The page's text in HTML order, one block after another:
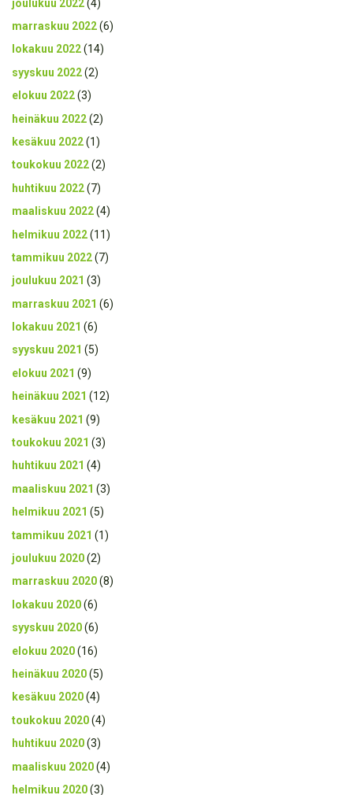
joulukuu 2022(4)
marraskuu 2022(6)
lokakuu 2022(14)
syyskuu 2022(2)
elokuu 2022(3)
heinäkuu 2022(2)
kesäkuu 2022(1)
toukokuu 2022(2)
huhtikuu 2022(7)
maaliskuu 2022(4)
helmikuu 2022(11)
tammikuu 2022(7)
joulukuu 2021 (3)
marraskuu 2021 (6)
lokakuu 2021 (6)
syyskuu 2021 (5)
elokuu 2021 (9)
heinäkuu 2021 (12)
kesäkuu 2021 (9)
toukokuu 2021 (3)
huhtikuu 2021 (4)
maaliskuu 2021 (3)
helmikuu 2021 (5)
tammikuu 2021 (1)
joulukuu 2020(2)
marraskuu 2020(8)
lokakuu 2020(6)
syyskuu 2020(6)
elokuu 2020(16)
heinäkuu 2020(5)
kesäkuu 2020(4)
toukokuu 2020(4)
huhtikuu 2020(3)
maaliskuu 2020(4)
helmikuu 2020(3)